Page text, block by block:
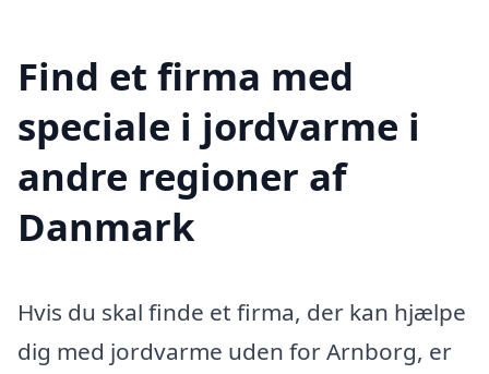
Find et firma med
speciale i jordvarme i
andre regioner af
Danmark
Hvis du skal finde et firma, der kan hjælpe
dig med jordvarme uden for Arnborg, er